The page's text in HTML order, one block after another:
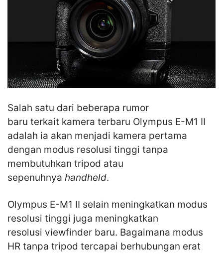
Salah satu dari beberapa rumor
baru terkait kamera terbaru Olympus E-M1 II
adalah ia akan menjadi kamera pertama
dengan modus resolusi tinggi tanpa
membutuhkan tripod atau
sepenuhnya handheld.
Olympus E-M1 II selain meningkatkan modus
resolusi tinggi juga meningkatkan
resolusi viewfinder baru. Bagaimana modus
HR tanpa tripod tercapai berhubungan erat